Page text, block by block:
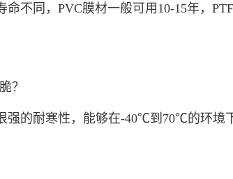
不同，PVC膜材一般可用10-15年，
？
强的耐寒性，能够在-40℃到70℃的环境